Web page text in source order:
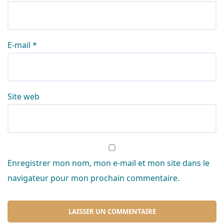
E-mail *
Site web
Enregistrer mon nom, mon e-mail et mon site dans le
navigateur pour mon prochain commentaire.